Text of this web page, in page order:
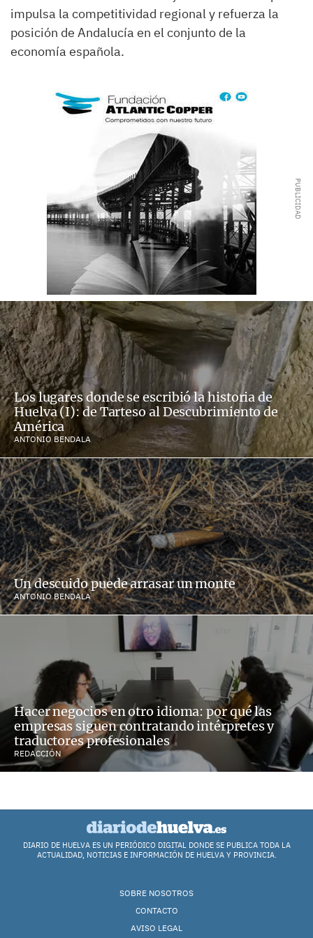
impulsa la competitividad regional y refuerza la
posición de Andalucía en el conjunto de la
economía española.
Los lugares donde se escribió la historia de
Huelva (I): de Tarteso al Descubrimiento de
América
ANTONIO BENDALA
Un descuido puede arrasar un monte
ANTONIO BENDALA
Hacer negocios en otro idioma: por qué las
empresas siguen contratando intérpretes y
traductores profesionales
REDACCIÓN
DIARIO DE HUELVA ES UN PERIÓDICO DIGITAL DONDE SE PUBLICA TODA LA
ACTUALIDAD, NOTICIAS E INFORMACIÓN DE HUELVA Y PROVINCIA.
SOBRE NOSOTROS
CONTACTO
AVISO LEGAL